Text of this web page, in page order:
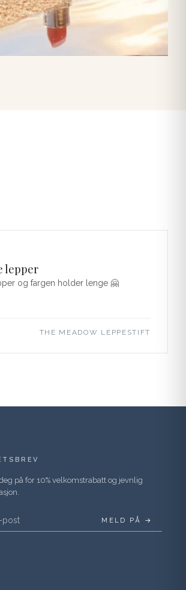
lepper
og fargen holder lenge 🤗
THE MEADOW LEPPESTIFT
på for 10% velkomstrabatt og jevnlig
MELD PÅ →